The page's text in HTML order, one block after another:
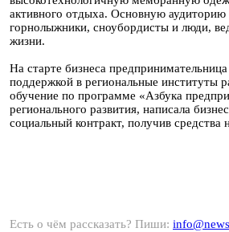
активного отдыха. Основную аудиторию
горнолыжники, сноубордисты и люди,
жизни.
На старте бизнеса
поддержкой в региональные институты
обучение по программе «Азбука
регионального развития, написала
социальный контракт, получив средства
Есть о чём рассказать? Пиши: